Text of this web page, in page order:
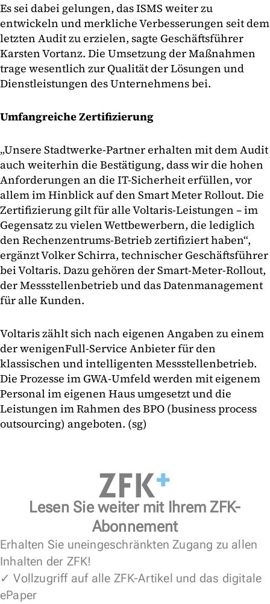
Es sei dabei gelungen, das ISMS weiter zu
entwickeln und merkliche Verbesserungen seit dem
letzten Audit zu erzielen, sagte Geschäftsführer
Karsten Vortanz. Die Umsetzung der Maßnahmen
trage wesentlich zur Qualität der Lösungen und
Dienstleistungen des Unternehmens bei.
Umfangreiche Zertifizierung
„Unsere Stadtwerke-Partner erhalten mit dem Audit
auch weiterhin die Bestätigung, dass wir die hohen
Anforderungen an die IT-Sicherheit erfüllen, vor
allem im Hinblick auf den Smart Meter Rollout. Die
Zertifizierung gilt für alle Voltaris-Leistungen – im
Gegensatz zu vielen Wettbewerbern, die lediglich
den Rechenzentrums-Betrieb zertifiziert haben“,
ergänzt Volker Schirra, technischer Geschäftsführer
bei Voltaris. Dazu gehören der Smart-Meter-Rollout,
der Messstellenbetrieb und das Datenmanagement
für alle Kunden.
Voltaris zählt sich nach eigenen Angaben zu einem
der wenigenFull-Service Anbieter für den
klassischen und intelligenten Messstellenbetrieb.
Die Prozesse im GWA-Umfeld werden mit eigenem
Personal im eigenen Haus umgesetzt und die
Leistungen im Rahmen des BPO (business process
outsourcing) angeboten. (sg)
Lesen Sie weiter mit Ihrem ZFK-
Abonnement
Erhalten Sie uneingeschränkten Zugang zu allen
Inhalten der ZFK!
✓ Vollzugriff auf alle ZFK-Artikel und das digitale
ePaper